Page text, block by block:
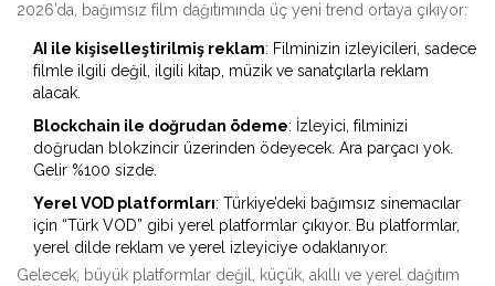
2026’da, bağımsız film dağıtımında üç yeni trend ortaya çıkıyor:
AI ile kişiselleştirilmiş reklam: Filminizin izleyicileri, sadece
filmle ilgili değil, ilgili kitap, müzik ve sanatçılarla reklam
alacak.
Blockchain ile doğrudan ödeme: İzleyici, filminizi
doğrudan blokzincir üzerinden ödeyecek. Ara parçacı yok.
Gelir %100 sizde.
Yerel VOD platformları: Türkiye’deki bağımsız sinemacılar
için “Türk VOD” gibi yerel platformlar çıkıyor. Bu platformlar,
yerel dilde reklam ve yerel izleyiciye odaklanıyor.
Gelecek, büyük platformlar değil, küçük, akıllı ve yerel dağıtım